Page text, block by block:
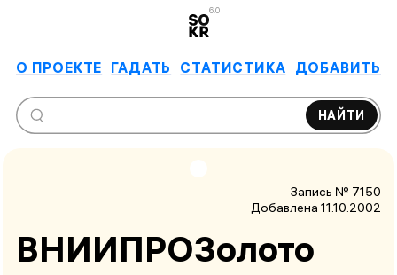
6.0
О ПРОЕКТЕ ГАДАТЬ СТАТИСТИКА ДОБАВИТЬ
НАЙТИ
Запись № 7150
Добавлена 11.10.2002
ВНИИПРОЗолото